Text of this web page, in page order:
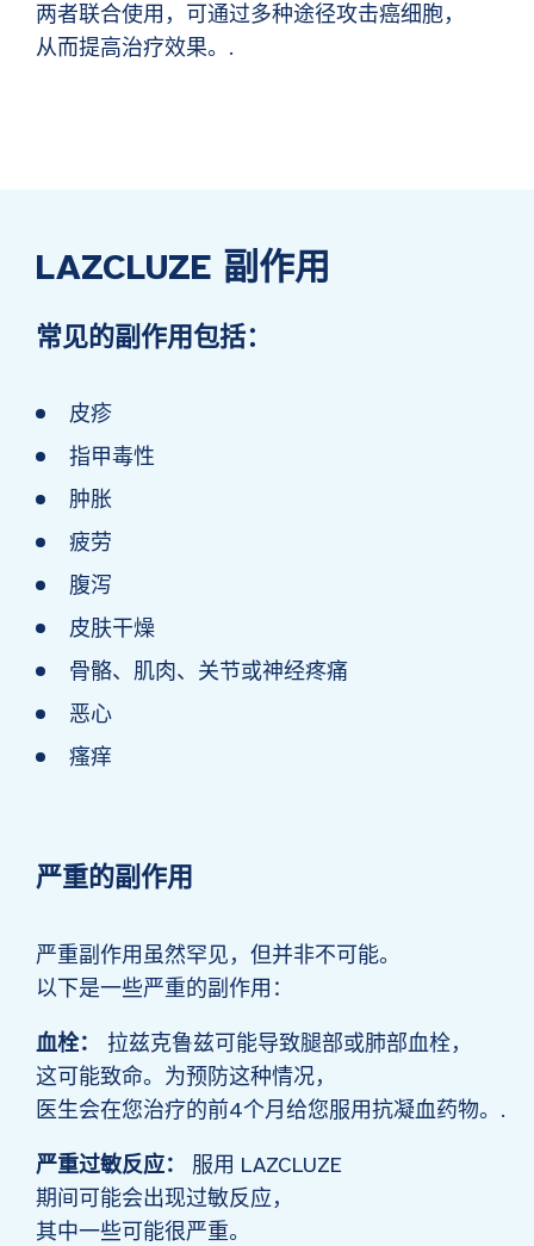
两者联合使用，可通过多种途径攻击癌细胞，
从而提高治疗效果。.
LAZCLUZE 副作用
常见的副作用包括：
皮疹
指甲毒性
肿胀
疲劳
腹泻
皮肤干燥
骨骼、肌肉、关节或神经疼痛
恶心
瘙痒
严重的副作用
严重副作用虽然罕见，但并非不可能。
以下是一些严重的副作用：
血栓： 拉兹克鲁兹可能导致腿部或肺部血栓，
这可能致命。为预防这种情况，
医生会在您治疗的前4个月给您服用抗凝血药物。.
严重过敏反应：
服用 LAZCLUZE
期间可能会出现过敏反应，
其中一些可能很严重。